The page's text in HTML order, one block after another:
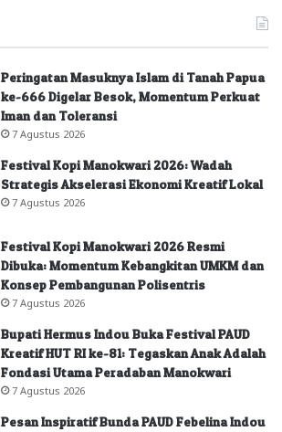
Peringatan Masuknya Islam di Tanah Papua
ke-666 Digelar Besok, Momentum Perkuat
Iman dan Toleransi
7 Agustus 2026
Festival Kopi Manokwari 2026: Wadah
Strategis Akselerasi Ekonomi Kreatif Lokal
7 Agustus 2026
Festival Kopi Manokwari 2026 Resmi
Dibuka: Momentum Kebangkitan UMKM dan
Konsep Pembangunan Polisentris
7 Agustus 2026
Bupati Hermus Indou Buka Festival PAUD
Kreatif HUT RI ke-81: Tegaskan Anak Adalah
Fondasi Utama Peradaban Manokwari
7 Agustus 2026
Pesan Inspiratif Bunda PAUD Febelina Indou